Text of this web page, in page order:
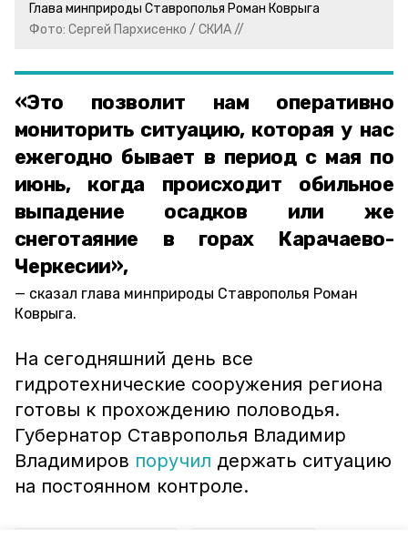
Глава минприроды Ставрополья Роман Коврыга
Фото: Сергей Пархисенко / СКИА //
«Это позволит нам оперативно
мониторить ситуацию, которая у нас
ежегодно бывает в период с мая по
июнь, когда происходит обильное
выпадение осадков или же
снеготаяние в горах Карачаево-
Черкесии»,
сказал глава минприроды Ставрополья Роман
Коврыга.
На сегодняшний день все
гидротехнические сооружения региона
готовы к прохождению половодья.
Губернатор Ставрополья Владимир
Владимиров поручил держать ситуацию
на постоянном контроле.